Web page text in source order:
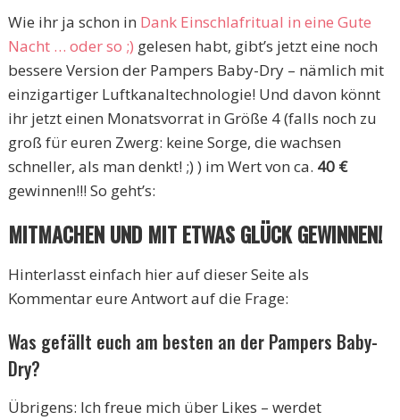
Wie ihr ja schon in Dank Einschlafritual in eine Gute
Nacht … oder so ;) gelesen habt, gibt’s jetzt eine noch
bessere Version der Pampers Baby-Dry – nämlich mit
einzigartiger Luftkanaltechnologie! Und davon könnt
ihr jetzt einen Monatsvorrat in Größe 4 (falls noch zu
groß für euren Zwerg: keine Sorge, die wachsen
schneller, als man denkt! ;) ) im Wert von ca. 40 €
gewinnen!!! So geht’s:
MITMACHEN UND MIT ETWAS GLÜCK GEWINNEN!
Hinterlasst einfach hier auf dieser Seite als
Kommentar eure Antwort auf die Frage:
Was gefällt euch am besten an der Pampers Baby-
Dry?
Übrigens: Ich freue mich über Likes – werdet